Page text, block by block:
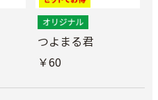
つよまる君
￥60